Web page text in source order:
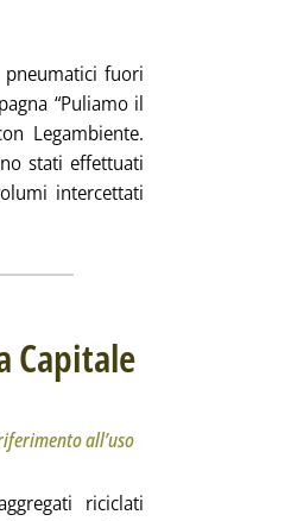
fuori
“Puliamo il
Legambiente.
stati effettuati
intercettati
Capitale
L’associazione segnala all’Anac il
lunedì 22 dicembre 2025 alle 10.32.
all’uso
riciclati